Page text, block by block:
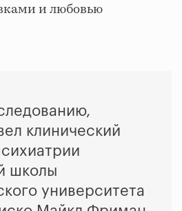
и любовью
клинический
школы
университета